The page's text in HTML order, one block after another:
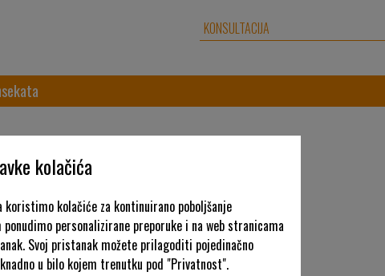
KONSULTACIJA
kolačića
kolačiće za kontinuirano poboljšanje
personalizirane preporuke i na web stranicama
Svoj pristanak možete prilagoditi pojedinačno
u bilo kojem trenutku pod "Privatnost".